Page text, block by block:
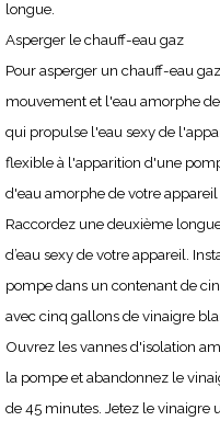
longue.
Asperger le chauff-eau gaz
Pour asperger un chauff-eau
mouvement et l'eau amorphe
qui propulse l'eau sexy de
flexible à l'apparition d'une
d'eau amorphe de votre appareil
Raccordez une deuxième
d’eau sexy de votre appareil.
pompe dans un contenant de
avec cinq gallons de vinaigre
Ouvrez les vannes d'isolation
la pompe et abandonnez le
de 45 minutes. Jetez le vinaigre